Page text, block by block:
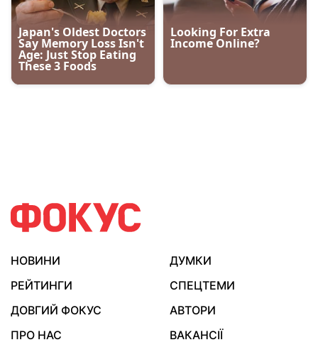
НОВИНИ
ДУМКИ
РЕЙТИНГИ
СПЕЦТЕМИ
ДОВГИЙ ФОКУС
АВТОРИ
ПРО НАС
ВАКАНСІЇ